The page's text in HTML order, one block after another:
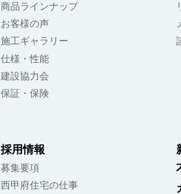
商品ラインナップ
お客様の声
施工ギャラリー
仕様・性能
建設協力会
保証・保険
採用情報
募集要項
西甲府住宅の仕事